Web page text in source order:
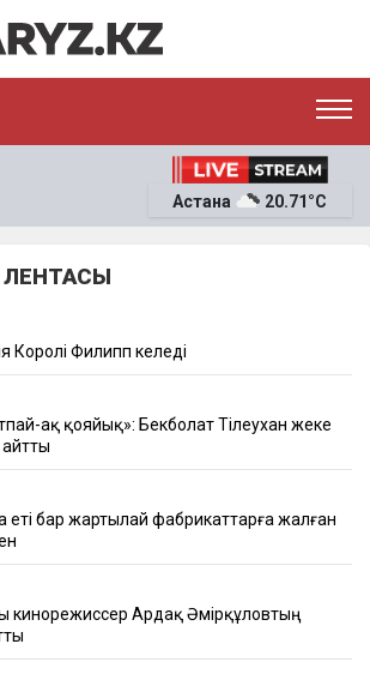
ЭКОНОМИКА
ОҚИҒА
Астана 20.71°C
ЛЕНТАСЫ
Королі Филипп келеді
ақ қояйық»: Бекболат Тілеухан жеке
бар жартылай фабрикаттарға жалған
кинорежиссер Ардақ Әмірқұловтың